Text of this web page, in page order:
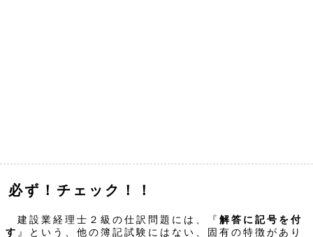
必ず！チェック！！
建設業経理士２級の仕訳問題には、『 解答に記号を付
す 』という、他の簿記試験にはない、固有の特徴があり